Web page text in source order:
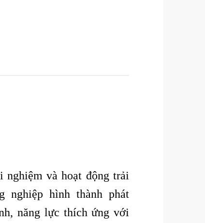
nghiệm và hoạt động trải
nghiệp hình thành phát
năng lực thích ứng với